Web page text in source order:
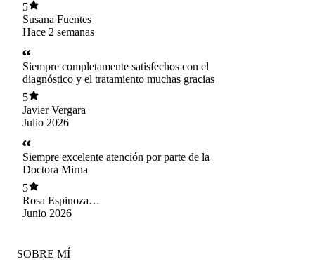
5
Susana Fuentes
Hace 2 semanas
Siempre completamente satisfechos con el
diagnóstico y el tratamiento muchas gracias
5
Javier Vergara
Julio 2026
Siempre excelente atención por parte de la
Doctora Mirna
5
Rosa Espinoza
Flores
Junio 2026
SOBRE MÍ